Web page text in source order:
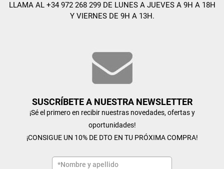
LLAMA AL +34 972 268 299 DE LUNES A JUEVES A 9H A 18H
Y VIERNES DE 9H A 13H.
SUSCRÍBETE A NUESTRA NEWSLETTER
¡Sé el primero en recibir nuestras novedades, ofertas y
oportunidades!
¡CONSIGUE UN 10% DE DTO EN TU PRÓXIMA COMPRA!